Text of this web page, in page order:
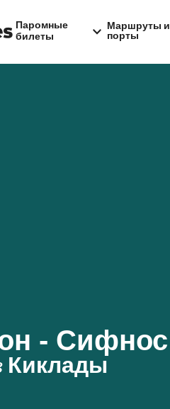
Паромные
билеты
Маршруты и
порты
- Сифнос
Киклады